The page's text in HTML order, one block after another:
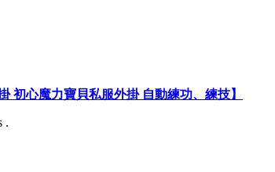
初心魔力寶貝私服外掛 自動練功、練技】
.